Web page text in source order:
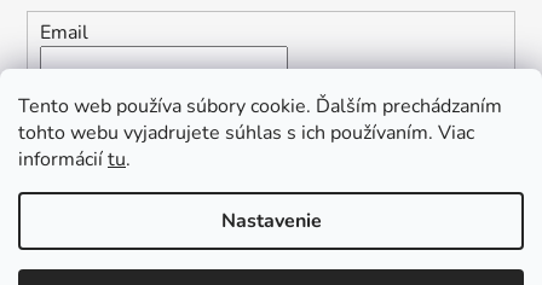
Tento web používa súbory cookie. Ďalším prechádzaním
tohto webu vyjadrujete súhlas s ich používaním. Viac
informáciítu.
Nastavenie
Email
Vložením e-mailu súhlasíte s
podmienkami ochrany
osobných údajov
môžem pomôcť?“